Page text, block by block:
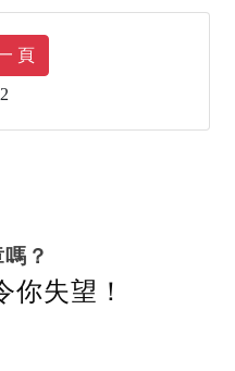
頁
？
你失望！